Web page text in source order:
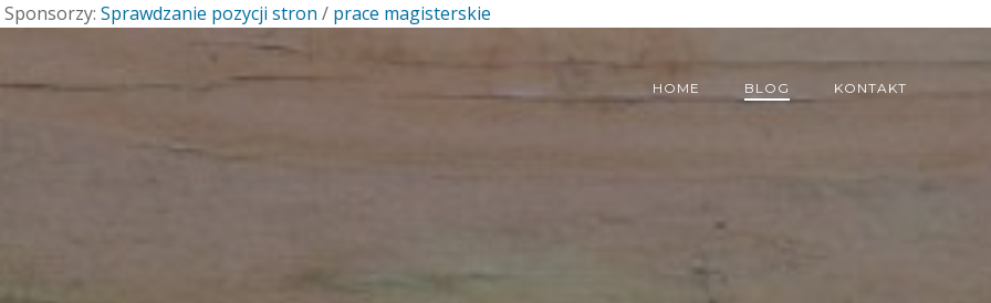
Sponsorzy: Sprawdzanie pozycji stron / prace magisterskie
HOME BLOG KONTAKT